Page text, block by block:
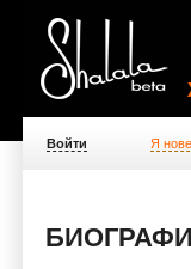
Войти Я